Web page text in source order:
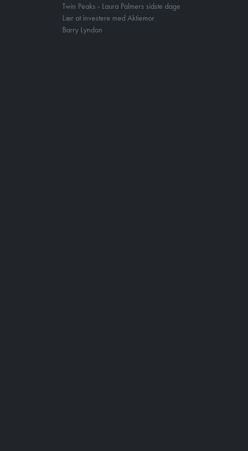
Twin Peaks - Laura Palmers sidste dage
Lær at investere med Aktiemor
Barry Lyndon